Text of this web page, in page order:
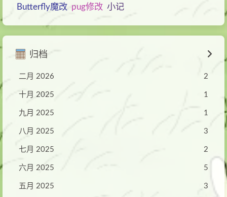
Butterfly魔改 pug修改 小记
归档
二月 2026 2
十月 2025 1
九月 2025 1
八月 2025 3
七月 2025 2
六月 2025 5
五月 2025 3